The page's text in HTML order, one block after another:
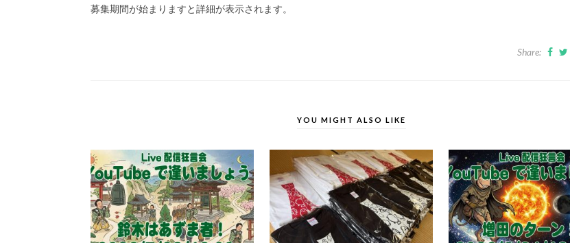
募集期間が始まりますと詳細が表示されます。
Share:
YOU MIGHT ALSO LIKE